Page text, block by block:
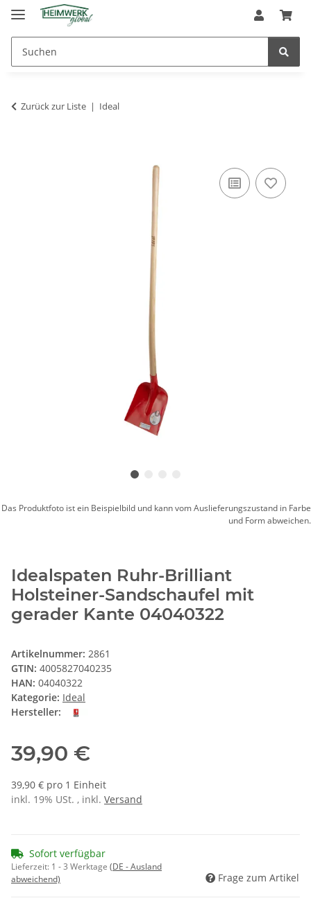
Zurück zur Liste Ideal
Das Produktfoto ist ein Beispielbild und kann vom Auslieferungszustand in Farbe
und Form abweichen.
Idealspaten Ruhr-Brilliant
Holsteiner-Sandschaufel mit
gerader Kante 04040322
Artikelnummer: 2861
GTIN: 4005827040235
HAN: 04040322
Kategorie: Ideal
Hersteller:
39,90 €
39,90 € pro 1 Einheit
inkl. 19% USt. , inkl. Versand
Sofort verfügbar
Lieferzeit: 1 - 3 Werktage (DE - Ausland
abweichend)
Frage zum Artikel